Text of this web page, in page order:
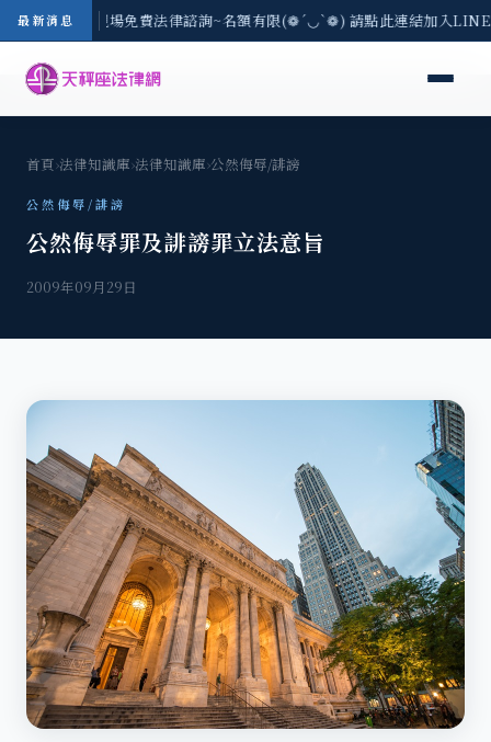
最新消息
區-8/3(一) 現場免費法律諮詢~名額有限(❁´◡`❁) 請點此連結加入
首頁›法律知識庫›法律知識庫›公然侮辱/誹謗
公然侮辱/誹謗
公然侮辱罪及誹謗罪立法意旨
2009年09月29日